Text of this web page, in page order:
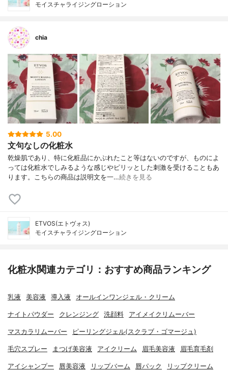
モイスチャライジングローション
chia
5.00
文句なしの化粧水
乾燥肌であり、特に化粧品にかぶれたこと等はないのですが、ものによ
っては化粧水でしみるような感じやピリッとした刺激を受けることもあ
ります。こちらの商品は説明文を一…続きを見る
ETVOS(エトヴォス)
モイスチャライジングローション
化粧水関連カテゴリ：おすすめ商品ランキング
乳液 美容液 導入液 オールインワンジェル・クリーム
ナイトパウダー クレンジング 洗顔料 アイメイクリムーバー
マスカラリムーバー ピーリングジェル(スクラブ・ゴマージュ)
毛穴スプレー まつげ美容液 アイクリーム 眉毛美容液 眉毛育毛剤
アイシャンプー 唇美容液 リップバーム 唇パック リップクリーム